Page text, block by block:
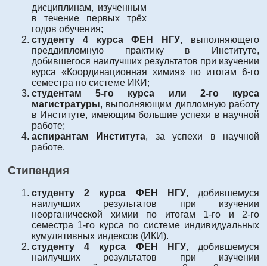
дисциплинам, изученным
в течение первых трёх
годов обучения;
студенту 4 курса ФЕН НГУ, выполняющего
преддипломную практику в Институте,
добившегося наилучших результатов при изучении
курса «Координационная химия» по итогам 6-го
семестра по системе ИКИ;
студентам 5-го курса или 2-го курса
магистратуры, выполняющим дипломную работу
в Институте, имеющим большие успехи в научной
работе;
аспирантам Института, за успехи в научной
работе.
Стипендия
студенту 2 курса ФЕН НГУ, добившемуся
наилучших результатов при изучении
неорганической химии по итогам 1-го и 2-го
семестра 1-го курса по системе индивидуальных
кумулятивных индексов (ИКИ).
студенту 4 курса ФЕН НГУ, добившемуся
наилучших результатов при изучении